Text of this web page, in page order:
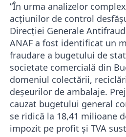
”În urma analizelor
acţiunilor de control
Direcţiei Generale
ANAF a fost identificat un
fraudare a bugetului de
societate comercială din
domeniul colectării,
deşeurilor de ambalaje.
cauzat bugetului general
se ridică la 18,41 milioane
impozit pe profit şi TVA